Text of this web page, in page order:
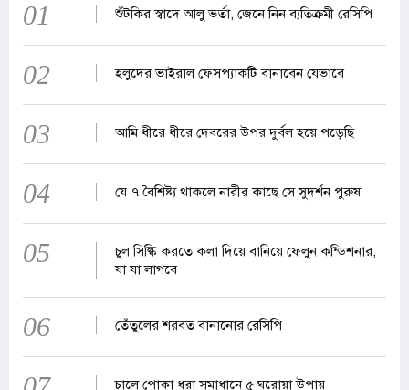
01 শুঁটকির স্বাদে আলু ভর্তা, জেনে নিন ব্যতিক্রমী রেসিপি
02 হলুদের ভাইরাল ফেসপ্যাকটি বানাবেন যেভাবে
03 আমি ধীরে ধীরে দেবরের উপর দুর্বল হয়ে পড়েছি
04 যে ৭ বৈশিষ্ট্য থাকলে নারীর কাছে সে সুদর্শন পুরুষ
05
চুল সিল্কি করতে কলা দিয়ে বানিয়ে ফেলুন কন্ডিশনার,
যা যা লাগবে
06 তেঁতুলের শরবত বানানোর রেসিপি
চালে পোকা ধরা সমাধানে ৫ ঘরোয়া উপায়